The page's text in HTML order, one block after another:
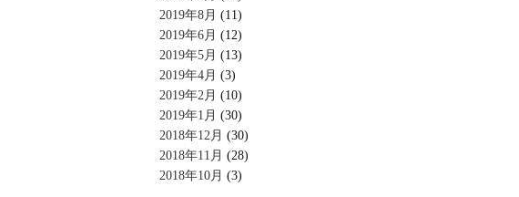
2019年8月 (11)
2019年6月 (12)
2019年5月 (13)
2019年4月 (3)
2019年2月 (10)
2019年1月 (30)
2018年12月 (30)
2018年11月 (28)
2018年10月 (3)